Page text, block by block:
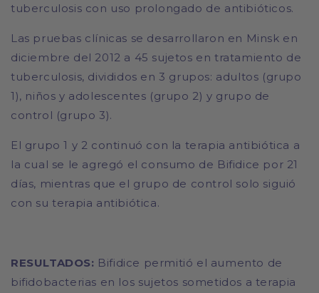
tuberculosis con uso prolongado de antibióticos.
Las pruebas clínicas se desarrollaron en Minsk en
diciembre del 2012 a 45 sujetos en tratamiento de
tuberculosis, divididos en 3 grupos: adultos (grupo
1), niños y adolescentes (grupo 2) y grupo de
control (grupo 3).
El grupo 1 y 2 continuó con la terapia antibiótica a
la cual se le agregó el consumo de Bifidice por 21
días, mientras que el grupo de control solo siguió
con su terapia antibiótica.
RESULTADOS: Bifidice permitió el aumento de
bifidobacterias en los sujetos sometidos a terapia